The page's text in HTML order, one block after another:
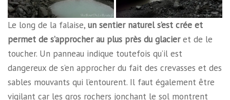
Le long de la falaise, un sentier naturel s’est crée et
permet de s’approcher au plus près du glacieret de le
toucher. Un panneau indique toutefois qu’il est
dangereux de s’en approcher du fait des crevasses et des
sables mouvants qui l’entourent. Il faut également être
vigilant car les gros rochers jonchant le sol montrent